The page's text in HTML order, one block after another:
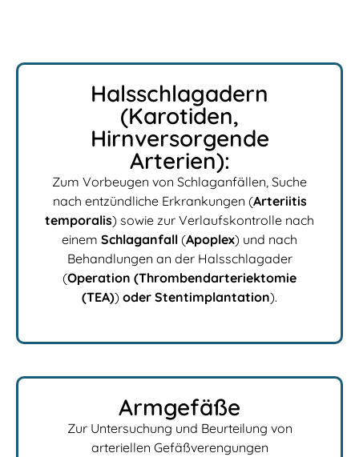
Halsschlagadern
(Karotiden,
Hirnversorgende
Arterien):
Zum Vorbeugen von Schlaganfällen, Suche
nach entzündliche Erkrankungen (Arteriitis
temporalis) sowie zur Verlaufskontrolle nach
einem Schlaganfall (Apoplex) und nach
Behandlungen an der Halsschlagader
(Operation (Thrombendarteriektomie
(TEA)) oder Stentimplantation).
Armgefäße
Zur Untersuchung und Beurteilung von
arteriellen Gefäßverengungen